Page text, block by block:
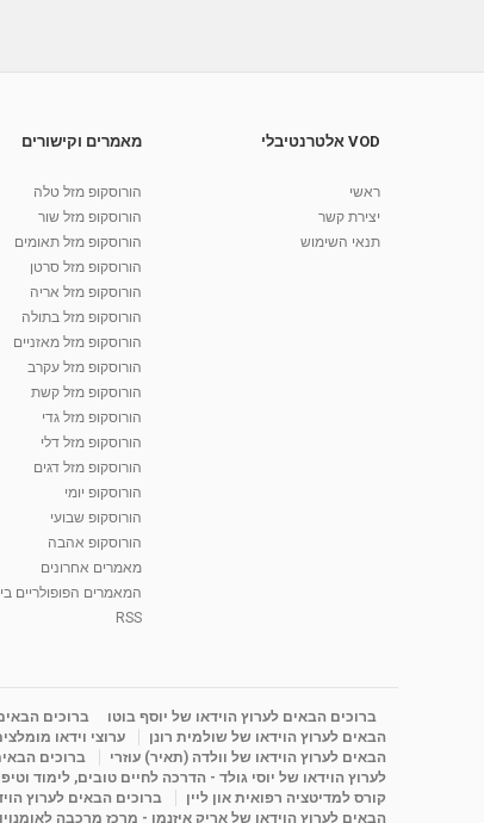
VOD אלטרנטיבלי
ראשי
יצירת קשר
תנאי השימוש
מאמרים וקישורים
הורוסקופ מזל טלה
הורוסקופ מזל שור
הורוסקופ מזל תאומים
הורוסקופ מזל סרטן
הורוסקופ מזל אריה
הורוסקופ מזל בתולה
הורוסקופ מזל מאזניים
הורוסקופ מזל עקרב
הורוסקופ מזל קשת
הורוסקופ מזל גדי
הורוסקופ מזל דלי
הורוסקופ מזל דגים
הורוסקופ יומי
הורוסקופ שבועי
הורוסקופ אהבה
מאמרים אחרונים
המאמרים הפופולריים
RSS
ברוכים הבאים לערוץ הוידאו של יוסף בוטו ברוכים
הבאים לערוץ הוידאו של שולמית רונן
ערוצי וידאו
הבאים לערוץ הוידאו של וולדה (תאיר) עוזרי
ברוכים
לערוץ הוידאו של יוסי גולד - הדרכה לחיים טובים, לימוד
קורס למדיטציה רפואית און ליין
ברוכים הבאים לערוץ
הבאים לערוץ הוידאו של אריק איזנמן - מרכז מרכבה